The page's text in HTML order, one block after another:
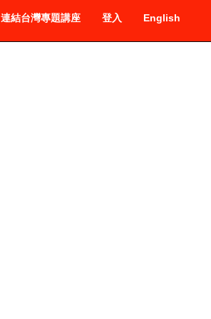
連結台灣專題講座 登入 English